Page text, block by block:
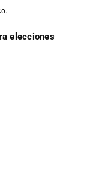
elecciones